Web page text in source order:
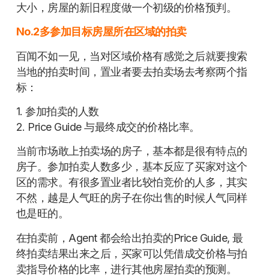
大小，房屋的新旧程度做一个初级的价格预判。
No.2多参加目标房屋所在区域的拍卖
百闻不如一见，当对区域价格有感觉之后就要搜索
当地的拍卖时间，置业者要去拍卖场去考察两个指
标：
1. 参加拍卖的人数
2. Price Guide 与最终成交的价格比率。
当前市场敢上拍卖场的房子，基本都是很有特点的
房子。参加拍卖人数多少，基本反应了买家对这个
区的需求。有很多置业者比较怕竞价的人多，其实
不然，越是人气旺的房子在你出售的时候人气同样
也是旺的。
在拍卖前，Agent 都会给出拍卖的Price Guide, 最
终拍卖结果出来之后，买家可以凭借成交价格与拍
卖指导价格的比率，进行其他房屋拍卖的预测。